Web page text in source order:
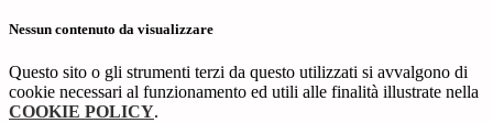
Nessun contenuto da visualizzare
Questo sito o gli strumenti terzi da questo utilizzati si avvalgono di
cookie necessari al funzionamento ed utili alle finalità illustrate nella
COOKIE POLICY.